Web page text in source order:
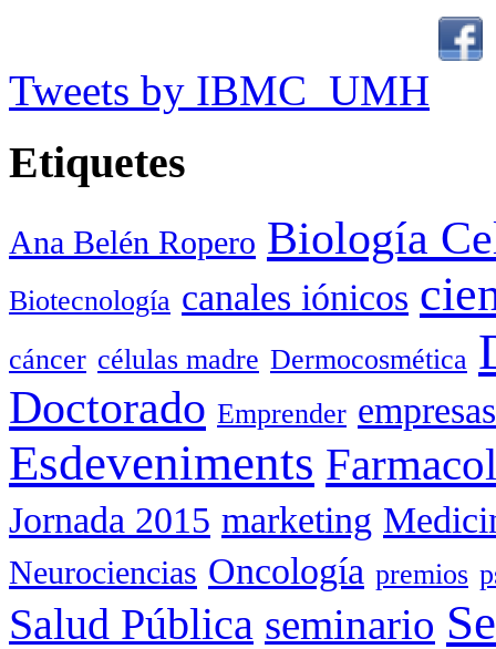
Tweets by IBMC_UMH
Etiquetes
Ana Belén Ropero Biología
Biotecnología canales iónicos
cáncer células madre Dermocosmética
Doctorado Emprender empresas
Esdeveniments
Jornada 2015 marketing
Neurociencias Oncología premios
Salud Pública seminario